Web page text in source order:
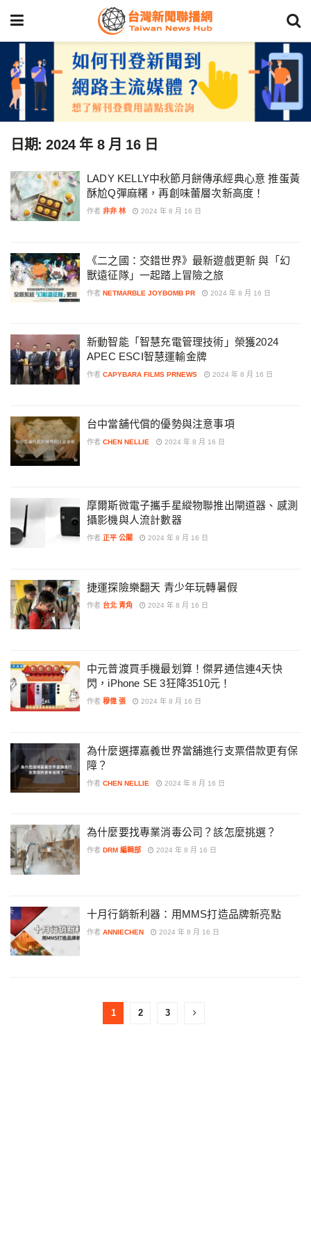
日期:2024 年 8 月 16 日
LADY KELLY中秋節月餅傳承經典心意 推蛋黃
酥尬Q彈麻糬，再創味蕾層次新高度！
作者 非非 林 2024 年 8 月 16 日
《二之國：交錯世界》最新遊戲更新 與「幻
獸遠征隊」一起踏上冒險之旅
作者 NETMARBLE JOYBOMB PR 2024 年 8 月 16 日
新動智能「智慧充電管理技術」榮獲2024
APEC ESCI智慧運輸金牌
作者 CAPYBARA FILMS PRNEWS 2024 年 8 月 16 日
台中當舖代償的優勢與注意事項
作者 CHEN NELLIE 2024 年 8 月 16 日
摩爾斯微電子攜手星縱物聯推出閘道器、感測
攝影機與人流計數器
作者 正平 公關 2024 年 8 月 16 日
捷運探險樂翻天 青少年玩轉暑假
作者 台北 青角 2024 年 8 月 16 日
中元普渡買手機最划算！傑昇通信連4天快
閃，iPhone SE 3狂降3510元！
作者 穆偉 張 2024 年 8 月 16 日
為什麼選擇嘉義世界當舖進行支票借款更有保
障？
作者 CHEN NELLIE 2024 年 8 月 16 日
為什麼要找專業消毒公司？該怎麼挑選？
作者 DRM 編輯部 2024 年 8 月 16 日
十月行銷新利器：用MMS打造品牌新亮點
作者 ANNIECHEN 2024 年 8 月 16 日
1 2 3